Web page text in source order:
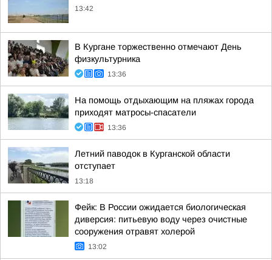
13:42
В Кургане торжественно отмечают День
физкультурника
13:36
На помощь отдыхающим на пляжах города
приходят матросы-спасатели
13:36
Летний паводок в Курганской области
отступает
13:18
Фейк: В России ожидается биологическая
диверсия: питьевую воду через очистные
сооружения отравят холерой
13:02